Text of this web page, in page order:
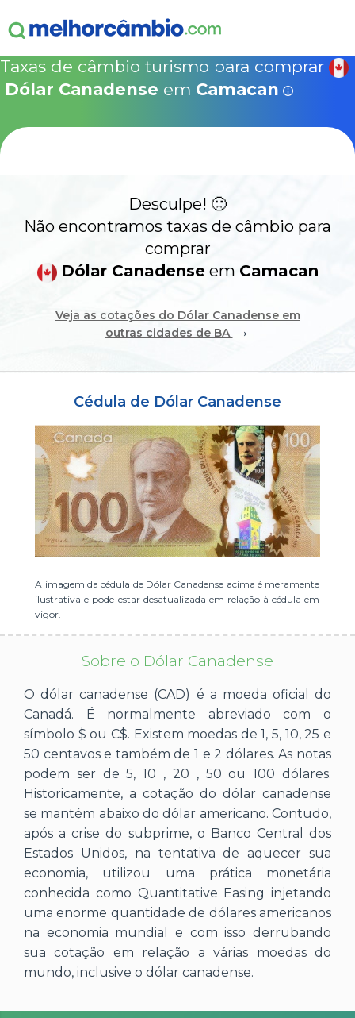
15% Seguro Viagem 15% Proteção de Bagagem
NOVA COTAÇÃO
CONTA INTERNACIONAL NOVO
Acesse sua conta:
BROKER DE OFERTAS
ou cadastre-se se ainda não tem registro:
Taxas de câmbio turismo para comprar
Dólar Canadense em Camacan
Desculpe! 🙁
Não encontramos taxas de câmbio para
comprar
Dólar Canadenseem Camacan
Veja as cotações do Dólar Canadense em
outras cidades de BA →
Cédula de Dólar Canadense
A imagem da cédula de Dólar Canadense acima é meramente
ilustrativa e pode estar desatualizada em relação à cédula em
vigor.
Sobre o Dólar Canadense
O dólar canadense (CAD) é a moeda oficial do
Canadá. É normalmente abreviado com o
símbolo $ ou C$. Existem moedas de 1, 5, 10, 25 e
50 centavos e também de 1 e 2 dólares. As notas
podem ser de 5, 10 , 20 , 50 ou 100 dólares.
Historicamente, a cotação do dólar canadense
se mantém abaixo do dólar americano. Contudo,
após a crise do subprime, o Banco Central dos
Estados Unidos, na tentativa de aquecer sua
economia, utilizou uma prática monetária
conhecida como Quantitative Easing injetando
uma enorme quantidade de dólares americanos
na economia mundial e com isso derrubando
sua cotação em relação a várias moedas do
mundo, inclusive o dólar canadense.